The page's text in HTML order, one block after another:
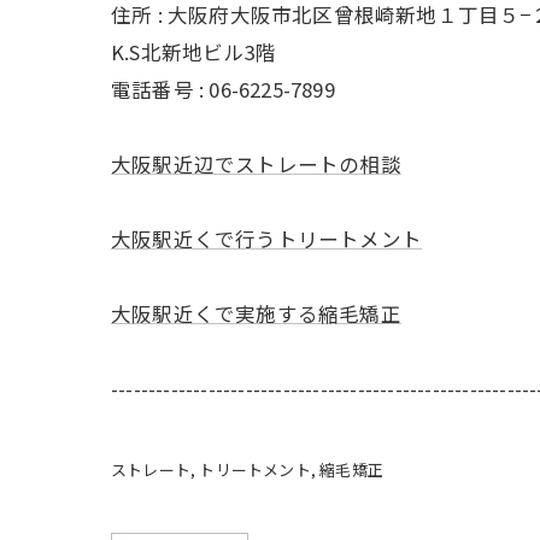
住所 : 大阪府大阪市北区曾根崎新地１丁目５−
K.S北新地ビル3階
電話番号 : 06-6225-7899
大阪駅近辺でストレートの相談
大阪駅近くで行うトリートメント
大阪駅近くで実施する縮毛矯正
ストレート トリートメント 縮毛矯正